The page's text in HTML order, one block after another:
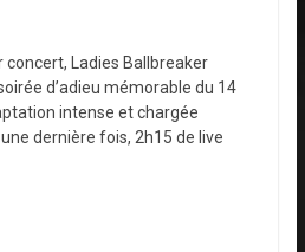
concert, Ladies Ballbreaker
d’adieu mémorable du 14
intense et chargée
dernière fois, 2h15 de live